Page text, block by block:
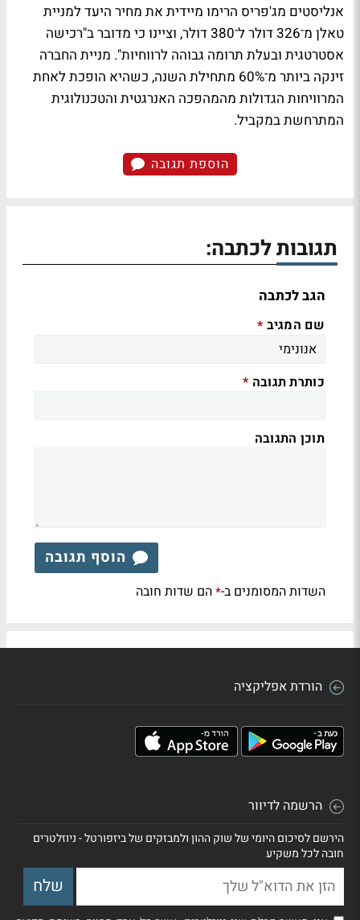
אנליסטים מג'פריס הרימו מיידית את מחיר היעד למניית
טאלן מ־326 דולר ל־380 דולר, וציינו כי מדובר ב"רכישה
אסטרטגית ובעלת תרומה גבוהה לרווחיות". מניית החברה
זינקה ביותר מ־60% מתחילת השנה, כשהיא הופכת לאחת
המרוויחות הגדולות מהמהפכה האנרגטית והטכנולוגית
המתרחשת במקביל.
הוספת תגובה
תגובות לכתבה:
הגב לכתבה
שם המגיב *
כותרת תגובה *
תוכן התגובה
הוסף תגובה
השדות המסומנים ב-*הם שדות חובה
הורדת אפליקציה
הרשמה לדיוור
הירשם לסיכום היומי של שוק ההון ולמבזקים של ביזפורטל - ניוזלטרים
חובה לכל משקיע